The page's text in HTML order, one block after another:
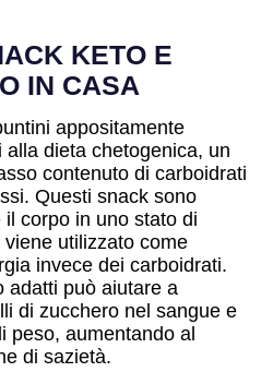
KETO E
IN CASA
appositamente
dieta chetogenica, un
contenuto di carboidrati
Questi snack sono
corpo in uno stato di
utilizzato come
invece dei carboidrati.
adatti può aiutare a
di zucchero nel sangue e
peso, aumentando al
di sazietà.